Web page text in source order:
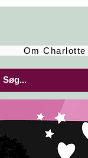
Om Charlotte